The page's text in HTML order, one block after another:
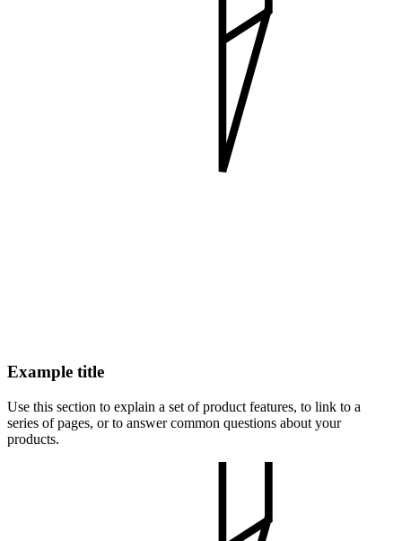
Example title
Use this section to explain a set of product features, to link to a
series of pages, or to answer common questions about your
products.